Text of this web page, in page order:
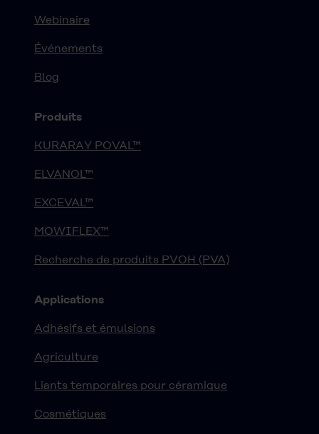
Webinaire
Événements
Blog
Produits
KURARAY POVAL™
ELVANOL™
EXCEVAL™
MOWIFLEX™
Recherche de produits PVOH (PVA)
Applications
Adhésifs et émulsions
Agriculture
Liants temporaires pour céramique
Cosmétiques